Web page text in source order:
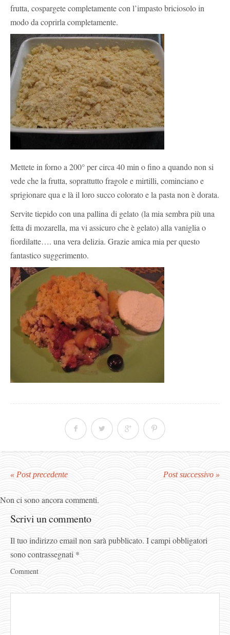
frutta, cospargete completamente con l’impasto briciosolo in
modo da coprirla completamente.
Mettete in forno a 200° per circa 40 min o fino a quando non si
vede che la frutta, soprattutto fragole e mirtilli, cominciano e
sprigionare qua e là il loro succo colorato e la pasta non è dorata.
Servite tiepido con una pallina di gelato (la mia sembra più una
fetta di mozarella, ma vi assicuro che è gelato) alla vaniglia o
fiordilatte…. una vera delizia. Grazie amica mia per questo
fantastico suggerimento.
« Post precedente Post successivo »
Non ci sono ancora commenti.
Scrivi un commento
Il tuo indirizzo email non sarà pubblicato. I campi obbligatori
sono contrassegnati *
Comment